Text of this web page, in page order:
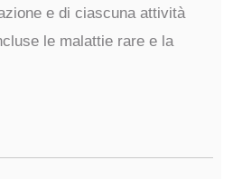
e di ciascuna attività
le malattie rare e la